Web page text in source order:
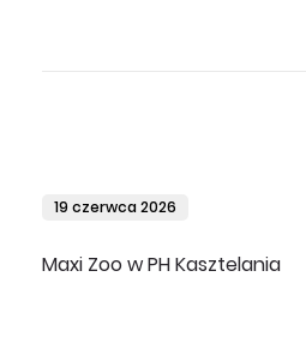
19 czerwca 2026
Maxi Zoo w PH Kasztelania